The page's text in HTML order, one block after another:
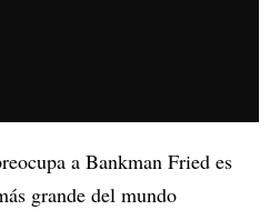
a Bankman Fried es
grande del mundo